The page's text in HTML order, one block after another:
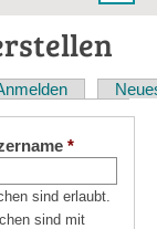
Reiter)
*
sind erlaubt.
sind mit